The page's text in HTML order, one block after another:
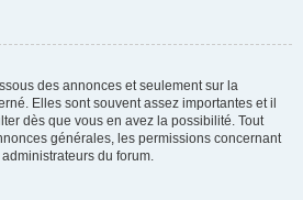
des annonces et seulement sur la
Elles sont souvent assez importantes et il
dès que vous en avez la possibilité. Tout
générales, les permissions concernant
du forum.